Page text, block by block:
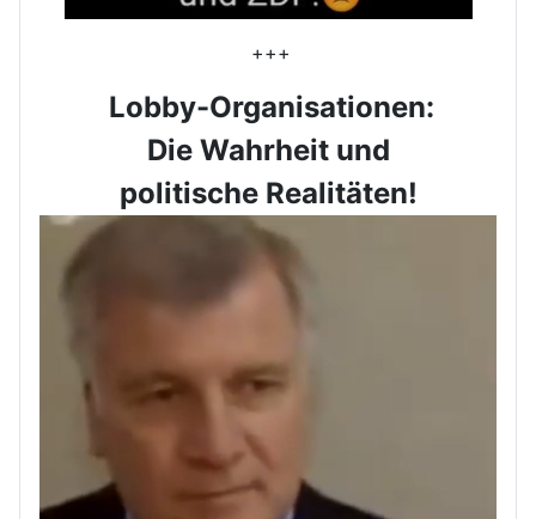
+++
Lobby-Organisationen:
Die Wahrheit und
politische Realitäten!